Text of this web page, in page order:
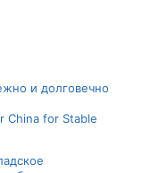
и долговечно
China for Stable